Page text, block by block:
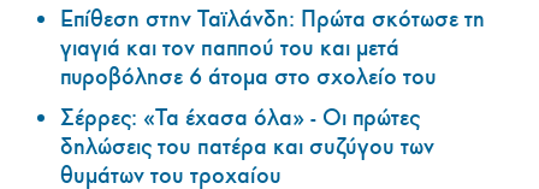
Επίθεση στην Ταϊλάνδη: Πρώτα σκότωσε τη
γιαγιά και τον παππού του και μετά
πυροβόλησε 6 άτομα στο σχολείο του
Σέρρες: «Τα έχασα όλα» - Οι πρώτες
δηλώσεις του πατέρα και συζύγου των
θυμάτων του τροχαίου